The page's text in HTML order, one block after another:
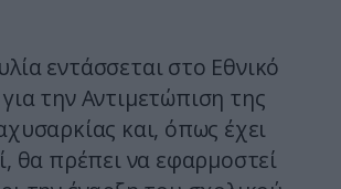
εντάσσεται στο Εθνικό
την Αντιμετώπιση της
και, όπως έχει
θα πρέπει να εφαρμοστεί